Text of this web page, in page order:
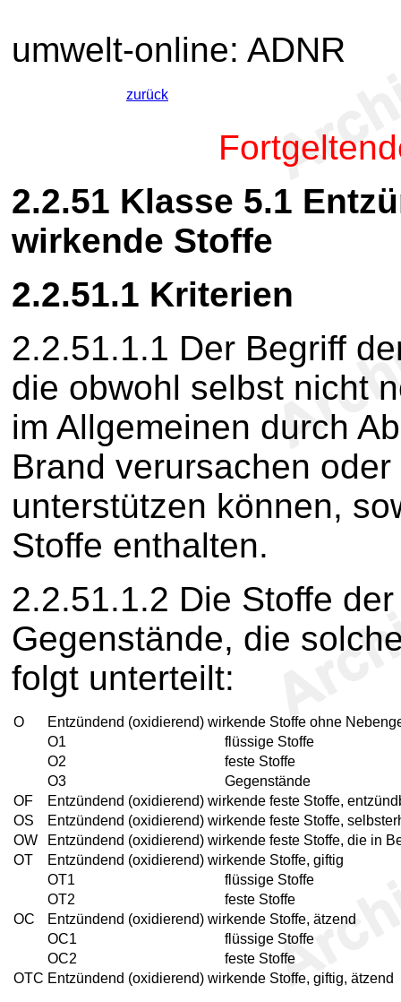
umwelt-online: ADNR
zurück
2.2.51 Klasse 5.1
wirkende Stoffe
2.2.51.1 Kriterien
2.2.51.1.1 Der Begriff
die obwohl selbst nicht
im Allgemeinen durch
Brand verursachen
unterstützen können,
Stoffe enthalten.
2.2.51.1.2 Die Stoffe
Gegenstände, die
folgt unterteilt:
O
Entzündend (oxidierend) wirkende Stoffe ohne
O1
flüssige Stoffe
O2
feste Stoffe
O3
Gegenstände
OF
Entzündend (oxidierend) wirkende feste Stoffe,
OS
Entzündend (oxidierend) wirkende feste Stoffe,
OW
Entzündend (oxidierend) wirkende feste Stoffe, die in
OT
Entzündend (oxidierend) wirkende Stoffe, giftig
OT1
flüssige Stoffe
OT2
feste Stoffe
OC
Entzündend (oxidierend) wirkende Stoffe, ätzend
OC1
flüssige Stoffe
OC2
feste Stoffe
OTC Entzündend (oxidierend) wirkende Stoffe, giftig, ätzend